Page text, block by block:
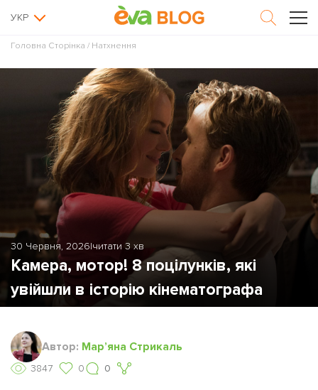
УКР
Головна Сторінка / Натхнення
30 Червня, 2026|читати 3 хв
Камера, мотор! 8 поцілунків, які
увійшли в історію кінематографа
Автор: Мар’яна Стрикаль
3847 0 0